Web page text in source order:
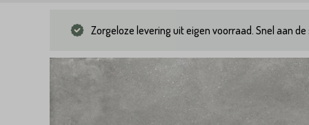
Flagstones
Zwembad randtegels
Kasseien
Kinderkoppen
Vijverranden
Steenstrips
Benodigdheden
Zorgeloze levering uit eigen voorraad. Snel aan de